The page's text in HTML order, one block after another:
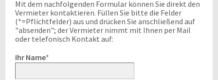
Mit dem nachfolgenden Formular können Sie direkt den
Vermieter kontaktieren. Füllen Sie bitte die Felder
(*=Pflichtfelder) aus und drücken Sie anschließend auf
"absenden"; der Vermieter nimmt mit Ihnen per Mail
oder telefonisch Kontakt auf:
Ihr Name*